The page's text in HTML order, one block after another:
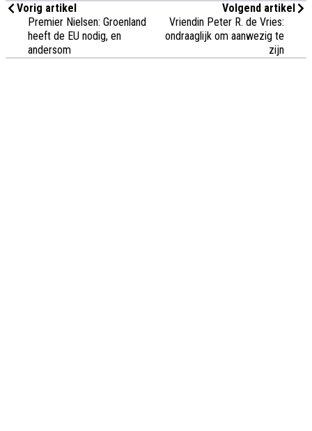
Vorig artikel
Premier Nielsen: Groenland
heeft de EU nodig, en
andersom
Volgend artikel
Vriendin Peter R. de Vries:
ondraaglijk om aanwezig te
zijn